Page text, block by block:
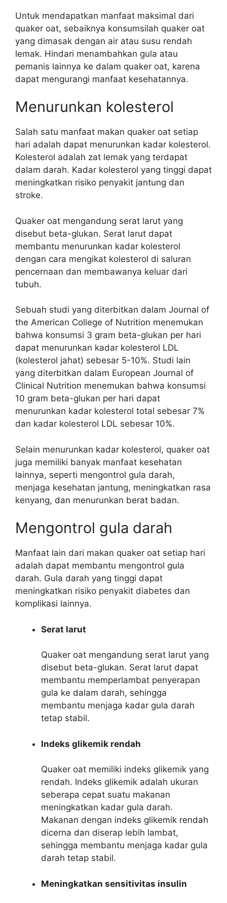
Untuk mendapatkan manfaat maksimal dari
quaker oat, sebaiknya konsumsilah quaker oat
yang dimasak dengan air atau susu rendah
lemak. Hindari menambahkan gula atau
pemanis lainnya ke dalam quaker oat, karena
dapat mengurangi manfaat kesehatannya.
Menurunkan kolesterol
Salah satu manfaat makan quaker oat setiap
hari adalah dapat menurunkan kadar kolesterol.
Kolesterol adalah zat lemak yang terdapat
dalam darah. Kadar kolesterol yang tinggi dapat
meningkatkan risiko penyakit jantung dan
stroke.
Quaker oat mengandung serat larut yang
disebut beta-glukan. Serat larut dapat
membantu menurunkan kadar kolesterol
dengan cara mengikat kolesterol di saluran
pencernaan dan membawanya keluar dari
tubuh.
Sebuah studi yang diterbitkan dalam Journal of
the American College of Nutrition menemukan
bahwa konsumsi 3 gram beta-glukan per hari
dapat menurunkan kadar kolesterol LDL
(kolesterol jahat) sebesar 5-10%. Studi lain
yang diterbitkan dalam European Journal of
Clinical Nutrition menemukan bahwa konsumsi
10 gram beta-glukan per hari dapat
menurunkan kadar kolesterol total sebesar 7%
dan kadar kolesterol LDL sebesar 10%.
Selain menurunkan kadar kolesterol, quaker oat
juga memiliki banyak manfaat kesehatan
lainnya, seperti mengontrol gula darah,
menjaga kesehatan jantung, meningkatkan rasa
kenyang, dan menurunkan berat badan.
Mengontrol gula darah
Manfaat lain dari makan quaker oat setiap hari
adalah dapat membantu mengontrol gula
darah. Gula darah yang tinggi dapat
meningkatkan risiko penyakit diabetes dan
komplikasi lainnya.
Serat larut
Quaker oat mengandung serat larut yang
disebut beta-glukan. Serat larut dapat
membantu memperlambat penyerapan
gula ke dalam darah, sehingga
membantu menjaga kadar gula darah
tetap stabil.
Indeks glikemik rendah
Quaker oat memiliki indeks glikemik yang
rendah. Indeks glikemik adalah ukuran
seberapa cepat suatu makanan
meningkatkan kadar gula darah.
Makanan dengan indeks glikemik rendah
dicerna dan diserap lebih lambat,
sehingga membantu menjaga kadar gula
darah tetap stabil.
Meningkatkan sensitivitas insulin